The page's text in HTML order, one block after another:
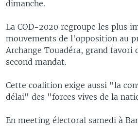
dimanche.
La COD-2020 regroupe les plus
mouvements de l'opposition au
Archange Touadéra, grand favori
second mandat.
Cette coalition exige aussi "la
délai" des "forces vives de la
En meeting électoral samedi à